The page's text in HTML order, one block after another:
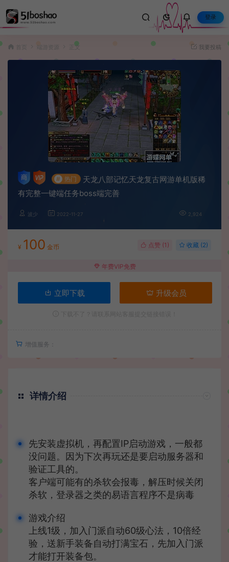
登录
端游资源 正文 我要投稿
# 热门
天龙八部记忆天龙复古网游单机版稀
有完整一键端任务boss端完善
波少 2022-11-27 2,924
¥ 100 金币 点赞 (1 ) 收藏 (2)
年费VIP免费
立即下载 升级会员
增值服务：
详情介绍
先安装虚拟机，再配置IP启动游戏，一般都
没问题。因为下次再玩还是要启动服务器和
验证工具的。
客户端可能有的杀软会报毒，解压时候关闭
杀软，登录器之类的易语言程序不是病毒
游戏介绍
上线1级，加入门派自动60级心法，10倍经
验，送新手装备自动打满宝石，先加入门派
才能打开装备包。